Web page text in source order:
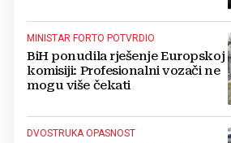
MINISTAR FORTO POTVRDIO
BiH ponudila rješenje Europskoj
komisiji: Profesionalni vozači ne
mogu više čekati
DVOSTRUKA OPASNOST